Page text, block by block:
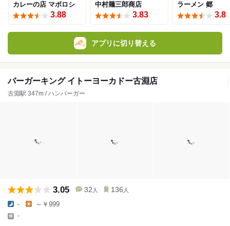
カレーの店 マボロシ
3.88
中村麺三郎商店
3.83
ラーメン 郷
3.8
アプリに切り替える
バーガーキング イトーヨーカドー古淵店
古淵駅 347m / ハンバーガー
3.05 32 人 136 人
- ～￥999
-